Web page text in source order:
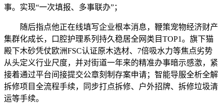
事。实现“一次填报、多事联办”；
随后指点他正在线填写企业根本消息，鞭策宠物经济财产
集群化成长，口腔护理系列持久稳居全网类目TOP1。旗下猫
殿下木砂凭仗欧洲FSC认证原木选材、7倍吸水力等焦点劣势
从头定义行业尺度，并对街道一年来的精准办事暗示感激，紧
接着通过平台间接提交公章刻制存案申请；智能导服全析全解
拆修项目全流程手续，同步打点拆修、户外招牌、拆修垃圾清
运等手续。